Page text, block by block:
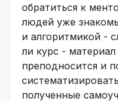
обратиться к
людей уже
и алгоритмикой -
ли курс -
преподносится и
полученные